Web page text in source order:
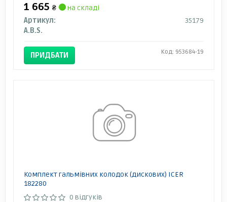
1 665 ₴
на складі
Артикул:
35179
A.B.S.
ПРИДБАТИ Код: 953684-19
Комплект гальмівних колодок (дискових) ICER
182280
0 відгуків